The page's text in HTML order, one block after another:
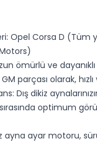
Opel Corsa D (Tüm
ömürlü ve
parçası olarak,
Dış dikiz
optimum
ayna ayar motoru,